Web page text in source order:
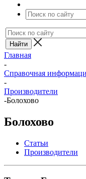
Главная
-
Справочная
-
Производители
-Болохово
Болохово
Статьи
Производители